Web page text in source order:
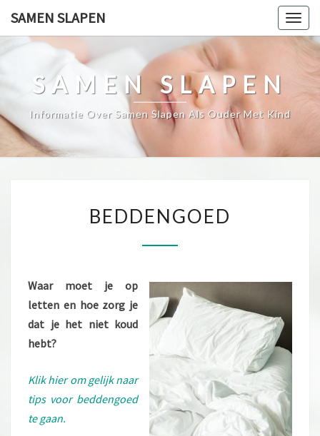
SAMEN SLAPEN
SAMEN SLAPEN
Informatie Over Samen Slapen Als Ouder Met Kind
BEDDENGOED
Waar moet je op
letten en hoe zorg je
dat je het niet koud
hebt?
Klik hier om gelijk naar
tips voor beddengoed
te gaan.